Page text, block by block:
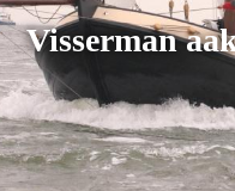
Visserman